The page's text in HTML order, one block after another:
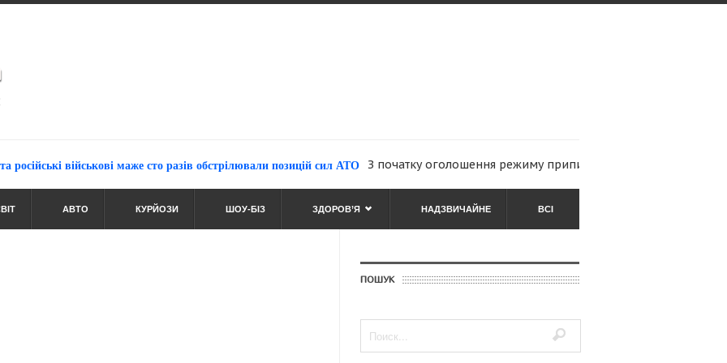
військові маже сто разів обстрілювали позицій сил АТО З початку оголошення режиму припинення вогню (з 18:00 5...
АВТО КУРЙОЗИ ШОУ-БІЗ ЗДОРОВ’Я НАДЗВИЧАЙНЕ ВСІ
ПОШУК